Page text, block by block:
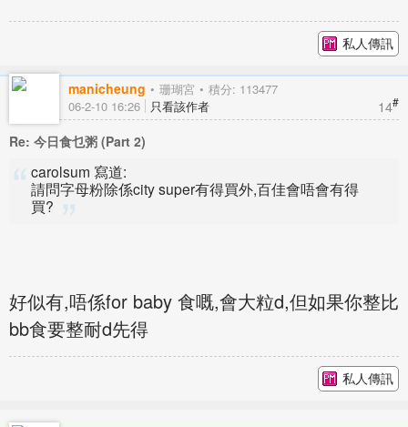
私人傳訊
manicheung 珊瑚宮 積分: 113477
14#
06-2-10 16:26 只看該作者
Re: 今日食乜粥 (Part 2)
carolsum 寫道:
請問字母粉除係city super有得買外,百佳會唔會有得
買?
好似有,唔係for baby 食嘅,會大粒d,但如果你整比
bb食要整耐d先得
私人傳訊